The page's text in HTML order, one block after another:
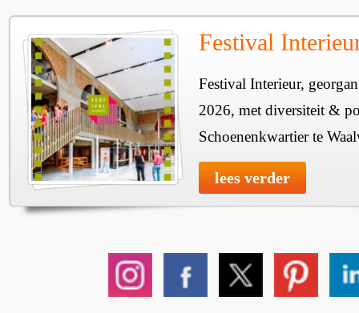
Festival
Festival Interieur,
2026, met diversiteit &
Schoenenkwartier te
lees verder